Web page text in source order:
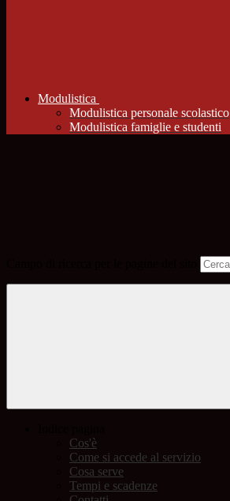
Modulistica
Modulistica personale scolastico
Modulistica famiglie e studenti
Cos'è
Come si accede al servizio
Cosa serve
Tempi e scadenze